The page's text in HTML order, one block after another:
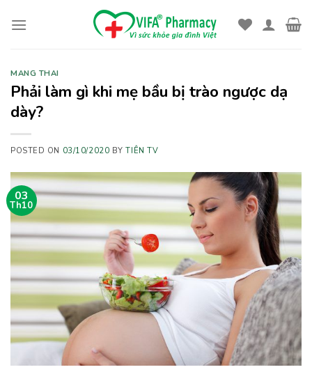
MANG THAI
Phải làm gì khi mẹ bầu bị trào ngược dạ
dày?
POSTED ON 03/10/2020 BYTIÊN TV
03
Th10